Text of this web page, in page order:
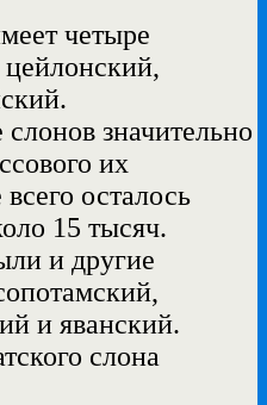
четыре
значительно
их
осталось
15 тысяч.
и другие
и яванский.
слона